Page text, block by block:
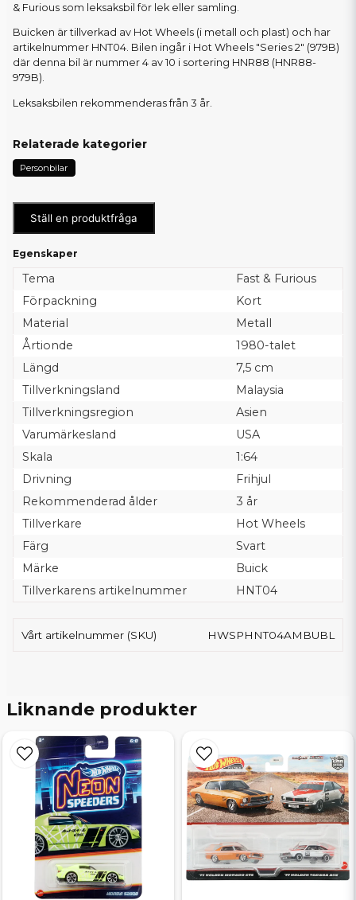
& Furious som leksaksbil för lek eller samling.
Buicken är tillverkad av Hot Wheels (i metall och plast) och har
artikelnummer HNT04. Bilen ingår i Hot Wheels "Series 2" (979B)
där denna bil är nummer 4 av 10 i sortering HNR88 (HNR88-
979B).
Leksaksbilen rekommenderas från 3 år.
Relaterade kategorier
Personbilar
Ställ en produktfråga
Egenskaper
Tema
Fast & Furious
Förpackning
Kort
Material
Metall
Årtionde
1980-talet
Längd
7,5 cm
Tillverkningsland
Malaysia
Tillverkningsregion
Asien
Varumärkesland
USA
Skala
1:64
Drivning
Frihjul
Rekommenderad ålder
3 år
Tillverkare
Hot Wheels
Färg
Svart
Märke
Buick
Tillverkarens artikelnummer
HNT04
Vårt artikelnummer (SKU) HWSPHNT04AMBUBL
Liknande produkter